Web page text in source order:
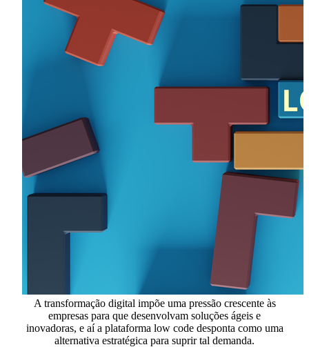
A transformação digital impõe uma pressão crescente às
empresas para que desenvolvam soluções ágeis e
inovadoras, e aí a plataforma low code desponta como uma
alternativa estratégica para suprir tal demanda.